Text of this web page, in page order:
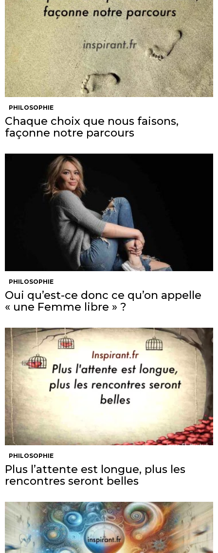
PHILOSOPHIE
Chaque choix que nous faisons,
façonne notre parcours
PHILOSOPHIE
Oui qu’est-ce donc ce qu’on appelle
« une Femme libre » ?
PHILOSOPHIE
Plus l’attente est longue, plus les
rencontres seront belles